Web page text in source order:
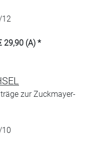
12
29,90 (A) *
zur Zuckmayer-
10